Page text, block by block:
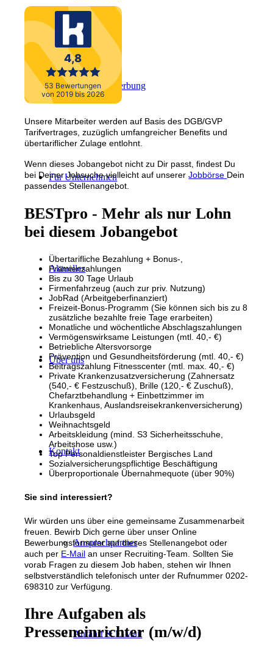
Initiativbewerbung
Für Unternehmen
Aktuelles
Über uns
Kontakt
Ansprechpartner
Anfahrt & E-Mail
Unsere Mitarbeiter werden auf Basis des DGB/GVP
Tarifvertrages, zuzüglich umfangreicher Benefits und
übertariflicher Zulage entlohnt.
Wenn dieses Jobangebot nicht zu Dir passt, findest Du
bei Deiner Jobsuche vielleicht auf unsererJobbörse Dein
passendes Stellenangebot.
BESTpro - Mehr als nur Lohn
bei diesem Jobangebot
Übertarifliche Bezahlung + Bonus-,
Prämienzahlungen
Bis zu 30 Tage Urlaub
Firmenfahrzeug (auch zur priv. Nutzung)
JobRad (Arbeitgeberfinanziert)
Freizeit-Bonus-Programm (Sie können sich bis zu 8
zusätzliche bezahlte freie Tage erarbeiten)
Monatliche und wöchentliche Abschlagszahlungen
Vermögenswirksame Leistungen (mtl. 40,- €)
Betriebliche Altersvorsorge
Prävention und Gesundheitsförderung (mtl. 40,- €)
Beitragszahlung Fitnesscenter (mtl. max. 40,- €)
Private Krankenzusatzversicherung (Zahnersatz
(540,- € Festzuschuß), Brille (120,- € Zuschuß),
Chefarztbehandlung + Einbettzimmer im
Krankenhaus, Auslandsreisekrankenversicherung)
Urlaubsgeld
Weihnachtsgeld
Arbeitskleidung (mind. S3 Sicherheitsschuhe,
Arbeitshose usw.)
Top Personaldienstleister Bergisches Land
Sozialversicherungspflichtige Beschäftigung
Überproportionale Übernahmequote (über 90%)
Sie sind interessiert?
Wir würden uns über eine gemeinsame Zusammenarbeit
freuen. Bewirb Dich gerne über unser Online
Bewerbungsformular auf dieses Stellenangebot oder
auch per E-Mail an unser Recruiting-Team. Sollten Sie
vorab Fragen zu diesem Job haben, stehen wir Ihnen
selbstverständlich telefonisch unter der Rufnummer 0202-
698310 zur Verfügung.
Ihre Aufgaben als
Presseneinrichter (m/w/d)